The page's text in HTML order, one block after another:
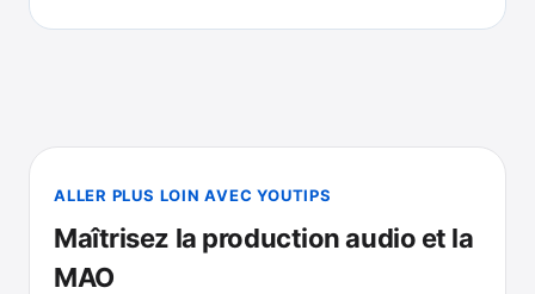
ALLER PLUS LOIN AVEC YOUTIPS
Maîtrisez la production audio et la
MAO